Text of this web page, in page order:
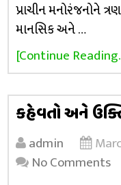
પ્રાચીન મનોરંજનોને
માનસિક અને …
[Continue
કહેવતો અને
admin
No Comments